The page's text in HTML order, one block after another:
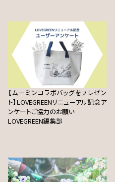
【ムーミンコラボバッグをプレゼン
ト】LOVEGREENリニューアル記念ア
ンケートご協力のお願い
LOVEGREEN編集部